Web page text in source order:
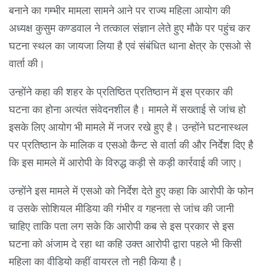
बनाने का गम्भीर मामला सामने आने पर राज्य महिला आयोग की
अध्यक्ष कुसुम कण्डवाल ने तत्काल संज्ञान लेते हुए मौके पर पहुंच कर
घटना स्थल का जायजा लिया है एवं संबंधित थाना क्षेत्र के एसओ से
वार्ता की।
उन्होंने कहा की शहर के प्रतिष्ठित प्रतिष्ठान में इस प्रकार की
घटना का होना अत्यंत संवेदनशील है। मामले में सख्ताई से जांच हो
इसके लिए आयोग भी मामले में नजर रखे हुए है। उन्होंने घटनास्थल
पर प्रतिष्ठान के मालिक व एसओ कैन्ट से वार्ता की और निर्देश दिए है
कि इस मामले में आरोपी के विरुद्ध कड़ी से कड़ी कार्रवाई की जाए।
उन्होंने इस मामले में एसओ को निर्देश देते हुए कहा कि आरोपी के फोन
व उसके सोशियल मीडिया की गंभीर व गहनता से जांच की जानी
चाहिए ताकि पता लग सके कि आरोपी कब से इस प्रकार से इस
घटना को अंजाम दे रहा था कहि उक्त आरोपी द्वारा पहले भी किसी
महिला का वीडियो कहीं वायरल तो नही किया है।